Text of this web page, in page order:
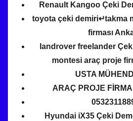
e
ö
d
e
r
Renault Kangoo Çeki
toyota çeki demiri↵takma
firması
landrover freelander
montesi araç proje
USTA
ARAÇ PROJE
Hyundai iX35 Çeki